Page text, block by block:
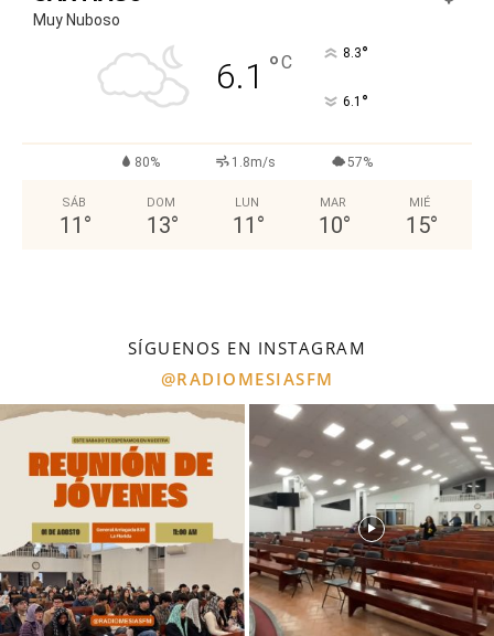
Muy Nuboso
6.1 °C 8.3°
6.1 °
80% 1.8m/s 57%
SÁB
11 °
DOM
13°
LUN
11 °
MAR
10°
MIÉ
15°
SÍGUENOS EN INSTAGRAM
@RADIOMESIASFM